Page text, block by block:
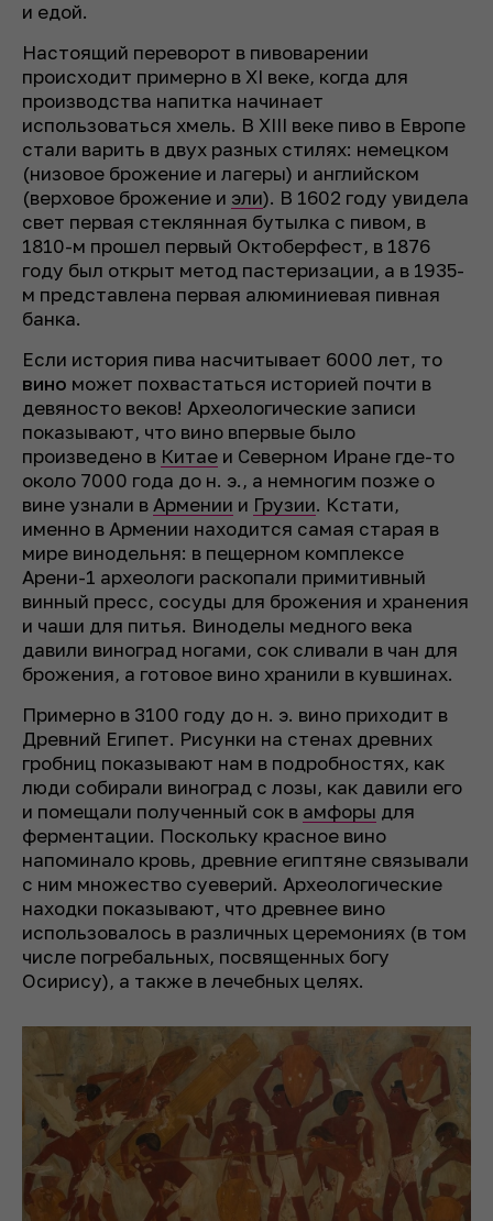
и едой.
Настоящий переворот в пивоварении
происходит примерно в XI веке, когда для
производства напитка начинает
использоваться хмель. В XIII веке пиво в Европе
стали варить в двух разных стилях: немецком
(низовое брожение и лагеры) и английском
(верховое брожение и эли). В 1602 году увидела
свет первая стеклянная бутылка с пивом, в
1810-м прошел первый Октоберфест, в 1876
году был открыт метод пастеризации, а в 1935-
м представлена первая алюминиевая пивная
банка.
Если история пива насчитывает 6000 лет, то
вино может похвастаться историей почти в
девяносто веков! Археологические записи
показывают, что вино впервые было
произведено в Китае и Северном Иране где-то
около 7000 года до н. э., а немногим позже о
вине узнали вАрмении и Грузии. Кстати,
именно в Армении находится самая старая в
мире винодельня: в пещерном комплексе
Арени-1 археологи раскопали примитивный
винный пресс, сосуды для брожения и хранения
и чаши для питья. Виноделы медного века
давили виноград ногами, сок сливали в чан для
брожения, а готовое вино хранили в кувшинах.
Примерно в 3100 году до н. э. вино приходит в
Древний Египет. Рисунки на стенах древних
гробниц показывают нам в подробностях, как
люди собирали виноград с лозы, как давили его
и помещали полученный сок в амфоры для
ферментации. Поскольку красное вино
напоминало кровь, древние египтяне связывали
с ним множество суеверий. Археологические
находки показывают, что древнее вино
использовалось в различных церемониях (в том
числе погребальных, посвященных богу
Осирису), а также в лечебных целях.